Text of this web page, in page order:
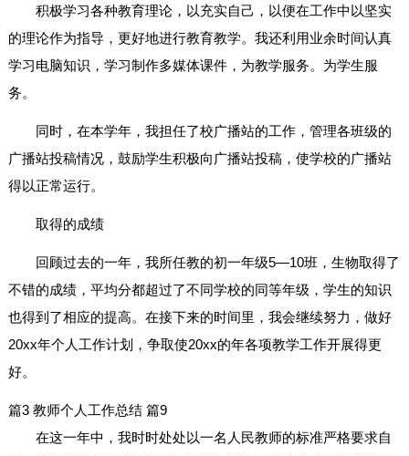
积极学习各种教育理论，以充实自己，以便在工作中以坚实
的理论作为指导，更好地进行教育教学。我还利用业余时间认真
学习电脑知识，学习制作多媒体课件，为教学服务。为学生服
务。
同时，在本学年，我担任了校广播站的工作，管理各班级的
广播站投稿情况，鼓励学生积极向广播站投稿，使学校的广播站
得以正常运行。
取得的成绩
回顾过去的一年，我所任教的初一年级5—10班，生物取得了
不错的成绩，平均分都超过了不同学校的同等年级，学生的知识
也得到了相应的提高。在接下来的时间里，我会继续努力，做好
20xx年个人工作计划，争取使20xx的年各项教学工作开展得更
好。
篇3
在这一年中，我时时处处以一名人民教师的标准严格要求自
教师个人工作总结 篇9